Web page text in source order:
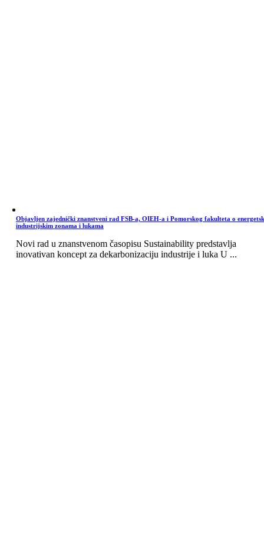
Objavljen zajednički znanstveni rad FSB-a, OIEH-a i Pomorskog fakulteta o
industrijskim zonama i lukama
Novi rad u znanstvenom časopisu Sustainability predstavlja
inovativan koncept za dekarbonizaciju industrije i luka U ...